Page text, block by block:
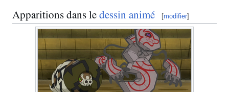
Apparitions dans ledessin animé [modifier]